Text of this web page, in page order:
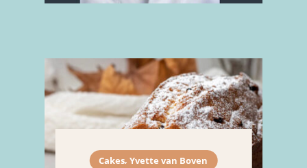
Cakes,Yvette van Boven